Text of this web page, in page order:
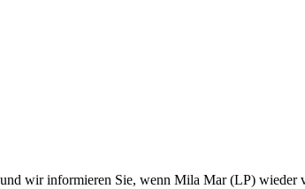
wir informieren Sie, wenn Mila Mar (LP) wieder